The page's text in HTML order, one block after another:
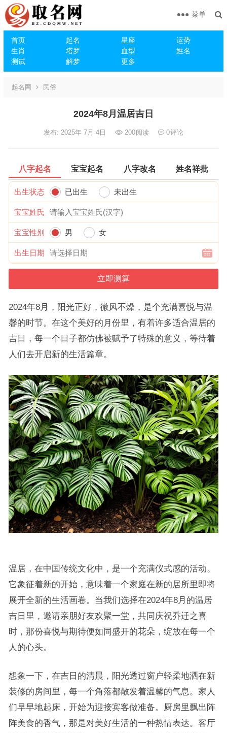
首页 起名 星座
运势
生肖
塔罗 血型
姓名
测试
解梦 更多
菜单
起名网 民俗
2024年8月温居吉日
发布: 2025年 7月 4日 200阅读 0评论
八字起名 宝宝起名 八字改名 姓名祥批
出生状态 已出生 未出生
宝宝姓氏
宝宝性别 男 女
出生日期
2024年8月，阳光正好，微风不燥，是个充满喜悦与温
馨的时节。在这个美好的月份里，有着许多适合温居的
吉日，每一个日子都仿佛被赋予了特殊的意义，等待着
人们去开启新的生活篇章。
温居，在中国传统文化中，是一个充满仪式感的活动。
它象征着新的开始，意味着一个家庭在新的居所里即将
展开全新的生活画卷。当我们选择在2024年8月的温居
吉日里，邀请亲朋好友欢聚一堂，共同庆祝乔迁之喜
时，那份喜悦与期待便如同盛开的花朵，绽放在每一个
人的心头。
想象一下，在吉日的清晨，阳光透过窗户轻柔地洒在新
装修的房间里，每一个角落都散发着温馨的气息。家人
们早早地起床，开始为迎接宾客做准备。厨房里飘出阵
阵美食的香气，那是对美好生活的一种热情表达。客厅